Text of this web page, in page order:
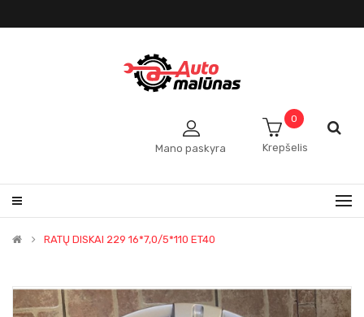
Mano paskyra Krepšelis
0
RATŲ DISKAI 229 16*7,0/5*110 ET40